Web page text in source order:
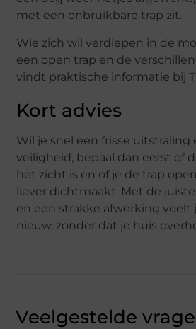
met een onbruikbare trap zit.
Wie zich wil verdiepen in de
een open trap en de
vindt praktische informatie bij
Kort advies
Wil je snel een frisse uitstraling
veiligheid, bepaal dan eerst of
het zicht is en of je de trap
liever dichtmaakt. Met de
en een strakke afwerking voelt
nieuw, zonder dat je huis
Veelgestelde